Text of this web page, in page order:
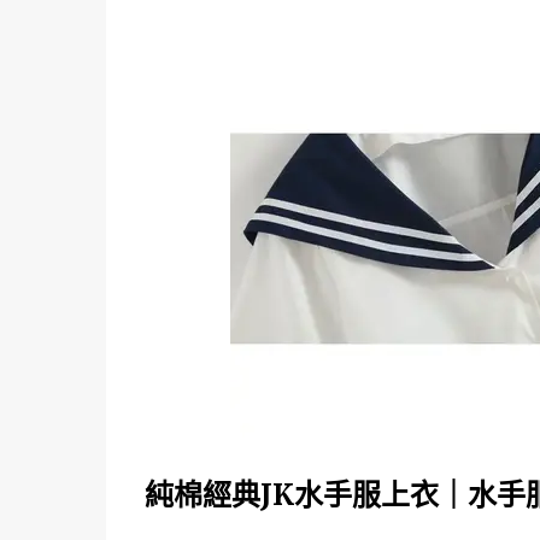
純棉經典JK水手服上衣｜水手